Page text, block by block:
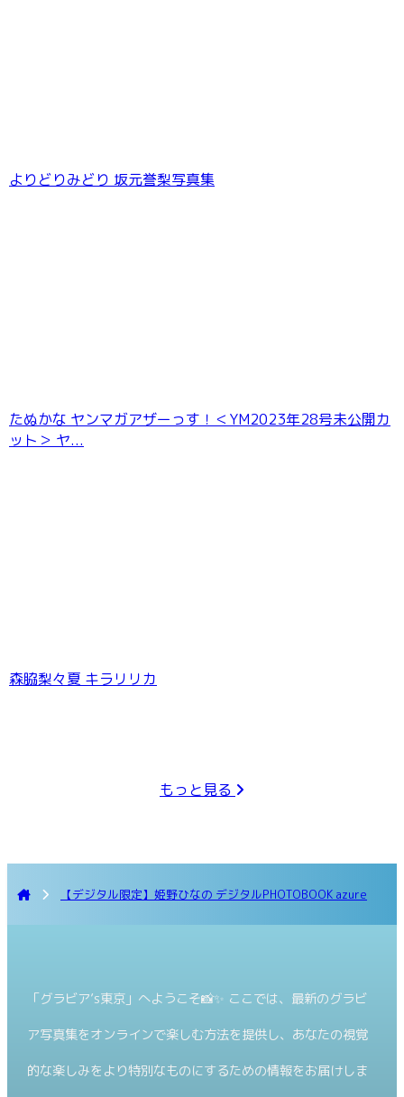
よりどりみどり 坂元誉梨写真集
たぬかな ヤンマガアザーっす！＜YM2023年28号未公開カ
ット＞ ヤ...
森脇梨々夏 キラリリカ
もっと見る
【デジタル限定】姫野ひなの デジタルPHOTOBOOK azure
「グラビア’s東京」へようこそ📸✨ ここでは、最新のグラビ
ア写真集をオンラインで楽しむ方法を提供し、あなたの視覚
的な楽しみをより特別なものにするための情報をお届けしま